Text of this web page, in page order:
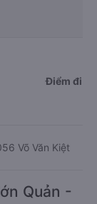
Điểm đi
Võ Văn Kiệt
Quản -